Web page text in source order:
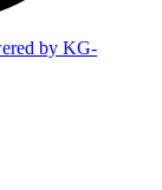
by KG-